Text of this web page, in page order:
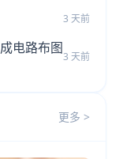
3 天前
电路布图
3 天前
更多 >